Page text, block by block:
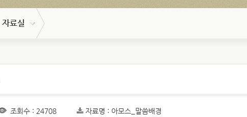
자료실
조회수 : 24708 자료명 : 아모스_말씀배경